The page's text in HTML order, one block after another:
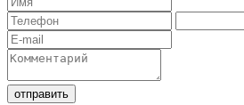
отправить